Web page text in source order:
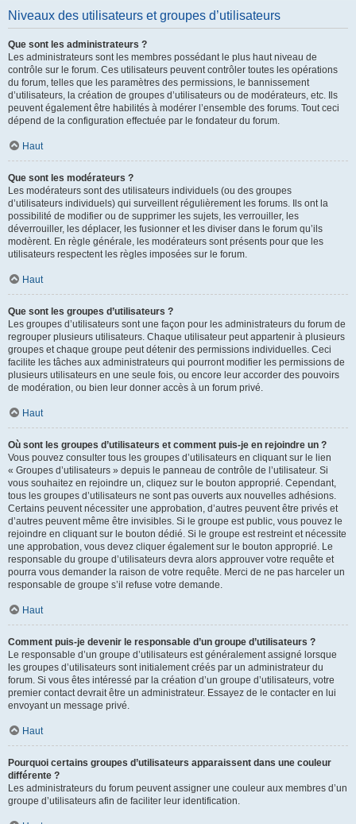
Niveaux des utilisateurs et groupes d’utilisateurs
Que sont les administrateurs ?
Les administrateurs sont les membres possédant le plus haut niveau de
contrôle sur le forum. Ces utilisateurs peuvent contrôler toutes les opérations
du forum, telles que les paramètres des permissions, le bannissement
d’utilisateurs, la création de groupes d’utilisateurs ou de modérateurs, etc. Ils
peuvent également être habilités à modérer l’ensemble des forums. Tout ceci
dépend de la configuration effectuée par le fondateur du forum.
Haut
Que sont les modérateurs ?
Les modérateurs sont des utilisateurs individuels (ou des groupes
d’utilisateurs individuels) qui surveillent régulièrement les forums. Ils ont la
possibilité de modifier ou de supprimer les sujets, les verrouiller, les
déverrouiller, les déplacer, les fusionner et les diviser dans le forum qu’ils
modèrent. En règle générale, les modérateurs sont présents pour que les
utilisateurs respectent les règles imposées sur le forum.
Haut
Que sont les groupes d’utilisateurs ?
Les groupes d’utilisateurs sont une façon pour les administrateurs du forum de
regrouper plusieurs utilisateurs. Chaque utilisateur peut appartenir à plusieurs
groupes et chaque groupe peut détenir des permissions individuelles. Ceci
facilite les tâches aux administrateurs qui pourront modifier les permissions de
plusieurs utilisateurs en une seule fois, ou encore leur accorder des pouvoirs
de modération, ou bien leur donner accès à un forum privé.
Haut
Où sont les groupes d’utilisateurs et comment puis-je en rejoindre un ?
Vous pouvez consulter tous les groupes d’utilisateurs en cliquant sur le lien
« Groupes d’utilisateurs » depuis le panneau de contrôle de l’utilisateur. Si
vous souhaitez en rejoindre un, cliquez sur le bouton approprié. Cependant,
tous les groupes d’utilisateurs ne sont pas ouverts aux nouvelles adhésions.
Certains peuvent nécessiter une approbation, d’autres peuvent être privés et
d’autres peuvent même être invisibles. Si le groupe est public, vous pouvez le
rejoindre en cliquant sur le bouton dédié. Si le groupe est restreint et nécessite
une approbation, vous devez cliquer également sur le bouton approprié. Le
responsable du groupe d’utilisateurs devra alors approuver votre requête et
pourra vous demander la raison de votre requête. Merci de ne pas harceler un
responsable de groupe s’il refuse votre demande.
Haut
Comment puis-je devenir le responsable d’un groupe d’utilisateurs ?
Le responsable d’un groupe d’utilisateurs est généralement assigné lorsque
les groupes d’utilisateurs sont initialement créés par un administrateur du
forum. Si vous êtes intéressé par la création d’un groupe d’utilisateurs, votre
premier contact devrait être un administrateur. Essayez de le contacter en lui
envoyant un message privé.
Haut
Pourquoi certains groupes d’utilisateurs apparaissent dans une couleur
différente ?
Les administrateurs du forum peuvent assigner une couleur aux membres d’un
groupe d’utilisateurs afin de faciliter leur identification.